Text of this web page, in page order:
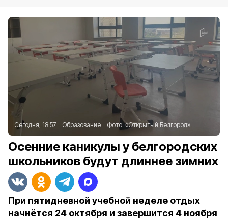
Сегодня, 18:57 Образование Фото:«Открытый Белгород»
Осенние каникулы у белгородских
школьников будут длиннее зимних
При пятидневной учебной неделе отдых
начнётся 24 октября и завершится 4 ноября